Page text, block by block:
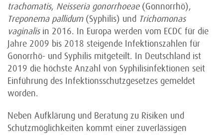
trachomatis, Neisseria gonorrhoeae(Gonnorrhö),
Treponema pallidum(Syphilis) und Trichomonas
vaginalisin 2016. In Europa werden vom ECDC für die
Jahre 2009 bis 2018 steigende Infektionszahlen für
Gonorrhö- und Syphilis mitgeteilt. In Deutschland ist
2019 die höchste Anzahl von Syphilisinfektionen seit
Einführung des Infektionsschutzgesetzes gemeldet
worden.
Neben Aufklärung und Beratung zu Risiken und
Schutzmöglichkeiten kommt einer zuverlässigen